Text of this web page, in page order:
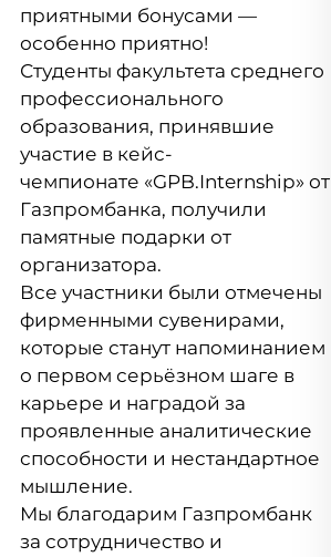
приятными бонусами —
особенно приятно!
Студенты факультета среднего
профессионального
образования, принявшие
участие в кейс-
чемпионате «GPB.Internship» от
Газпромбанка, получили
памятные подарки от
организатора.
Все участники были отмечены
фирменными сувенирами,
которые станут напоминанием
о первом серьёзном шаге в
карьере и наградой за
проявленные аналитические
способности и нестандартное
мышление.
Мы благодарим Газпромбанк
за сотрудничество и